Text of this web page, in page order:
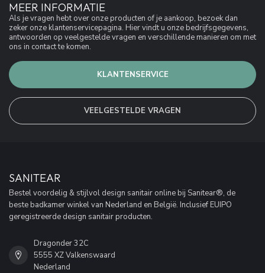
MEER INFORMATIE
Als je vragen hebt over onze producten of je aankoop, bezoek dan
zeker onze klantenservicepagina. Hier vindt u onze bedrijfsgegevens,
antwoorden op veelgestelde vragen en verschillende manieren om met
ons in contact te komen.
KLANTENSERVICE
VEELGESTELDE VRAGEN
SANITEAR
Bestel voordelig & stijlvol design sanitair online bij Sanitear®, de
beste badkamer winkel van Nederland en België. Inclusief EUIPO
geregistreerde design sanitair producten.
Dragonder 32C
5555 XZ Valkenswaard
Nederland